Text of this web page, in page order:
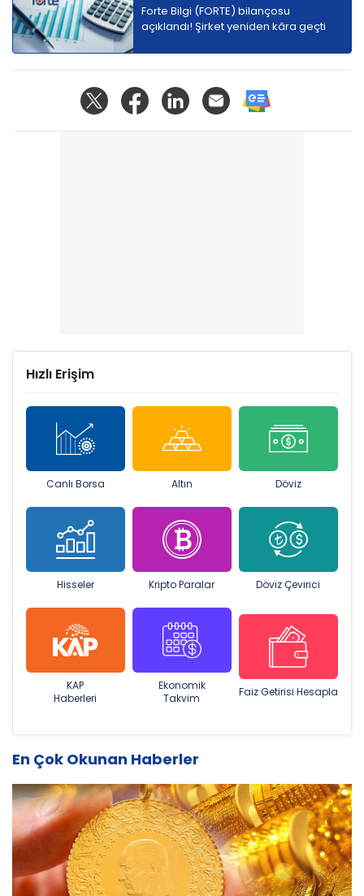
Forte Bilgi (FORTE) bilançosu
açıklandı! Şirket yeniden kâra geçti
Hızlı Erişim
Canlı Borsa Altın Döviz
Hisseler Kripto Paralar Döviz Çevirici
KAP
Haberleri
Ekonomik
Takvim
Faiz Getirisi Hesapla
En Çok Okunan Haberler